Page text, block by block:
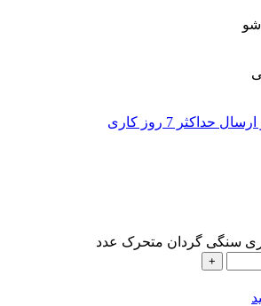
حداکثر 7 روز کاری
سنگی گردان متحرک عدد